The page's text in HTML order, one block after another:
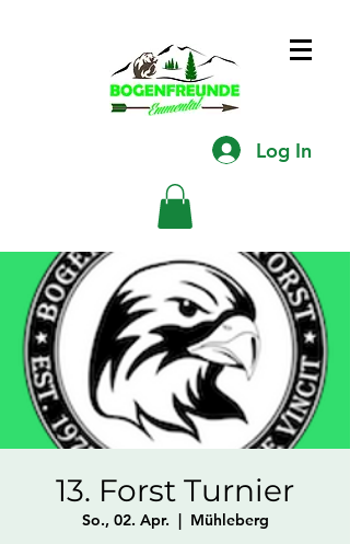
Log In
13. Forst Turnier
So., 02. Apr.
  |
Mühleberg